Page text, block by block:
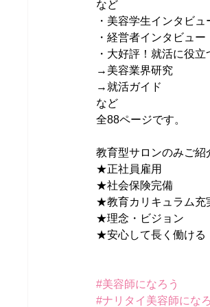
など
・美容学生インタビュ
・経営者インタビュー
・大好評！就活に役立
→美容業界研究
→就活ガイド
など
全88ページです。
教育型サロンのみご紹
★正社員雇用
★社会保険完備
★教育カリキュラム充
★理念・ビジョン
★安心して長く働ける
#美容師になろう
#ナリタイ美容師にな